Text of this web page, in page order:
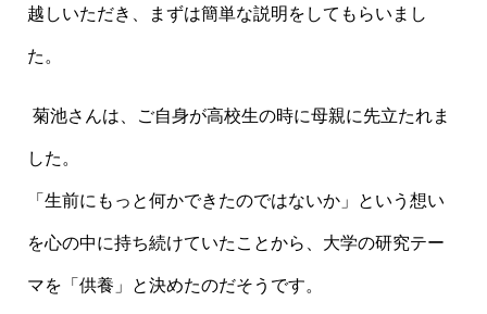
越しいただき、まずは簡単な説明をしてもらいまし
た。
菊池さんは、ご自身が高校生の時に母親に先立たれま
した。
「生前にもっと何かできたのではないか」という想い
を心の中に持ち続けていたことから、大学の研究テー
マを「供養」と決めたのだそうです。